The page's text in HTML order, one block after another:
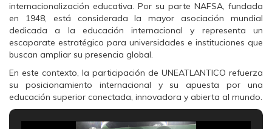
internacionalización educativa. Por su parte NAFSA, fundada
en 1948, está considerada la mayor asociación mundial
dedicada a la educación internacional y representa un
escaparate estratégico para universidades e instituciones que
buscan ampliar su presencia global.
En este contexto, la participación de UNEATLANTICO refuerza
su posicionamiento internacional y su apuesta por una
educación superior conectada, innovadora y abierta al mundo.